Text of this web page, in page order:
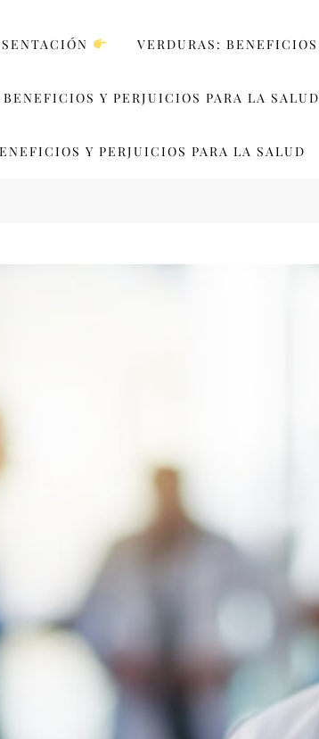
VERDURAS: BENEFICIOS
Y PERJUICIOS PARA LA SALUD
Y PERJUICIOS PARA LA SALUD